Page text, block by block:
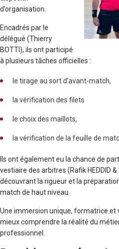
d’organisation.
Encadrés par le
délégué (Thierry
BOTTI), ils ont participé
à plusieurs tâches officielles :
le tirage au sort d’avant-match,
la vérification des filets
le choix des maillots,
la vérification de la feuille de
Ils ont également eu la chance de
vestiaire des arbitres (Rafik HEDDID
découvrant la rigueur et la
match de haut niveau.
Une immersion unique, formatrice et
mieux comprendre la réalité du
professionnel.